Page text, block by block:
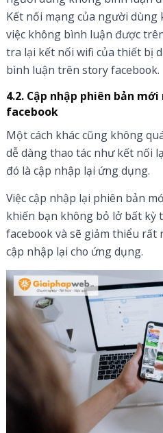
Kết nối mạng của người
việc không bình luận được
tra lại kết nối wifi của thiết bị
bình luận trên story facebook.
4.2. Cập nhập phiên bản
facebook
Một cách khác cũng không
dễ dàng thao tác như kết nối
đó là cập nhập lại ứng dụng.
Việc cập nhập lại phiên bản
khiến bạn không bỏ lở bất kỳ
facebook và sẽ giảm thiểu rất
cập nhập lại cho ứng dụng.